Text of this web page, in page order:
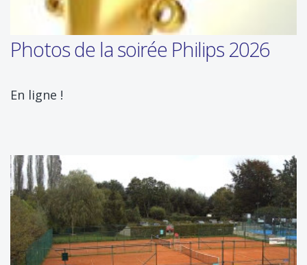
Photos de la soirée Philips 2026
En ligne !